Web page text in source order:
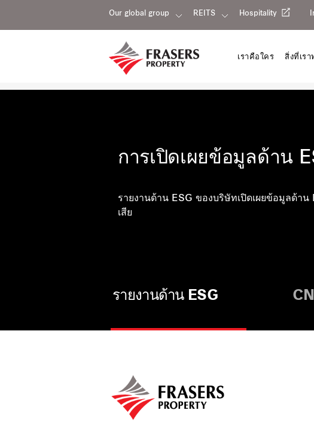
Our global group REITS Hospitality
เราคือใคร สิ่งที่เรา
การเปิดเผยข้อมูลด้าน
รายงานด้าน ESG ของบริษัทเปิดเผยข้อมูลด้า
เสีย
รายงานด้าน ESG